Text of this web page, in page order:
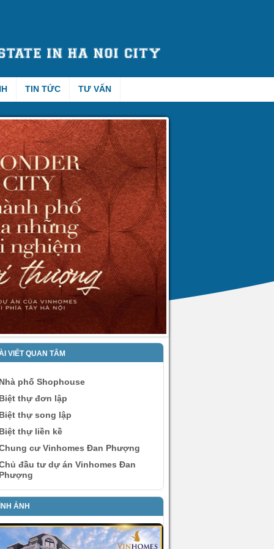
TIN TỨC TƯ VẤN
VIẾT QUAN TÂM
phố Shophouse
thự đơn lập
thự song lập
thự liền kề
cư Vinhomes Đan Phượng
đầu tư dự án Vinhomes Đan
ẢNH